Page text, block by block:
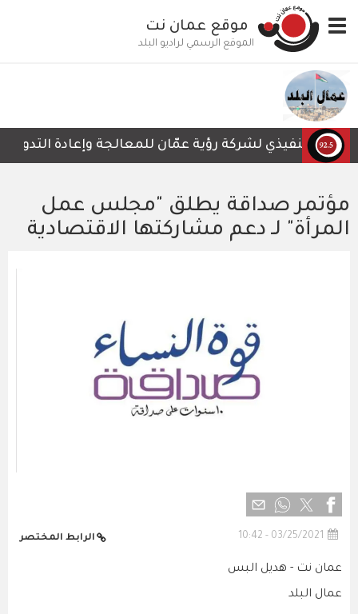
إلى
المحتوى
Toggle
navigation
موقع عمان نت
الموقع الرسمي لراديو البلد
التنفيذي لشركة رؤية عمّان للمعالجة وإعادة التدوير،
مؤتمر صداقة يطلق "مجلس عمل
المرأة" لـ دعم مشاركتها الاقتصادية
03/25/2021 - 10:42 الرابط المختصر
عمان نت - هديل البس
عمال البلد